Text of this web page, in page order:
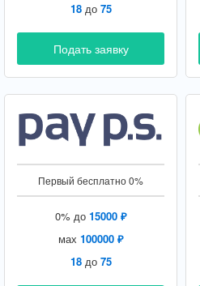
18до 75
Подать заявку
Первый бесплатно 0%
0% до 15000 ₽
мах 100000 ₽
18до 75